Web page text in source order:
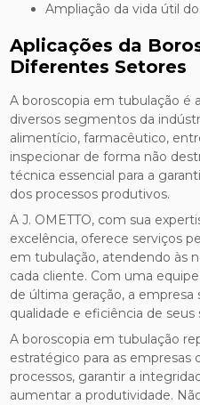
Ampliação da vida útil
Aplicações da
Diferentes Setores
A boroscopia em tubulação é
diversos segmentos da
alimentício, farmacêutico,
inspecionar de forma não
técnica essencial para a
dos processos produtivos.
A J. OMETTO, com sua
excelência, oferece serviços
em tubulação, atendendo às
cada cliente. Com uma
de última geração, a
qualidade e eficiência de seus
A boroscopia em tubulação
estratégico para as empresas
processos, garantir a
aumentar a produtividade.